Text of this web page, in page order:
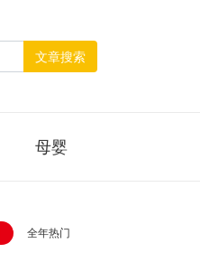
文章搜索
母婴
全年热门